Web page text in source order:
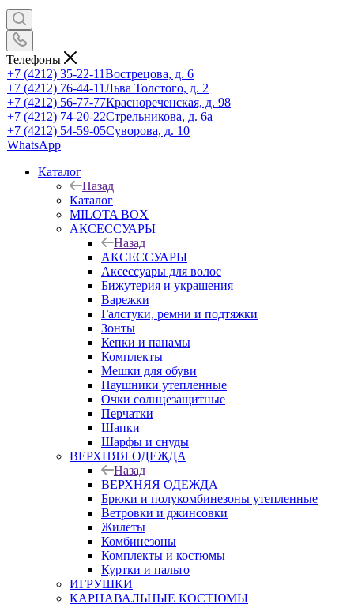
Телефоны
+7 (4212) 35-22-11Вострецова, д. 6
+7 (4212) 76-44-11Льва Толстого, д. 2
+7 (4212) 56-77-77Краснореченская, д. 98
+7 (4212) 74-20-22Стрельникова, д. 6а
+7 (4212) 54-59-05Суворова, д. 10
WhatsApp
Каталог
Назад
Каталог
MILOTA BOX
АКСЕССУАРЫ
Назад
АКСЕССУАРЫ
Аксессуары для волос
Бижутерия и украшения
Варежки
Галстуки, ремни и подтяжки
Зонты
Кепки и панамы
Комплекты
Мешки для обуви
Наушники утепленные
Очки солнцезащитные
Перчатки
Шапки
Шарфы и снуды
ВЕРХНЯЯ ОДЕЖДА
Назад
ВЕРХНЯЯ ОДЕЖДА
Брюки и полукомбинезоны утепленные
Ветровки и джинсовки
Жилеты
Комбинезоны
Комплекты и костюмы
Куртки и пальто
ИГРУШКИ
КАРНАВАЛЬНЫЕ КОСТЮМЫ